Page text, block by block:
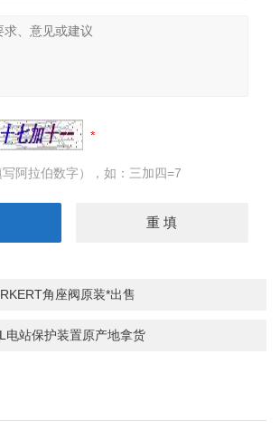
阿拉伯数字），如：三加四=7
角座阀原装*出售
电站保护装置原产地拿货